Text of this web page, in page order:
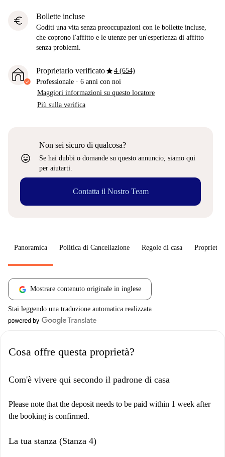
euro Bollette incluse
Goditi una vita senza preoccupazioni con le bollette incluse,
che coprono l'affitto e le utenze per un'esperienza di affitto
senza problemi.
Proprietario verificatostar4 (654)
Professionale · 6 anni con noi
Maggiori informazioni su questo locatore
Più sulla verifica
sentiment_very_satisfied
Non sei sicuro di qualcosa?
Se hai dubbi o domande su questo annuncio, siamo qui
per aiutarti.
Contatta il Nostro Team
Panoramica Politica di Cancellazione Regole di casa
Mostrare contenuto originale in inglese
Stai leggendo una traduzione automatica realizzata
Cosa offre questa proprietà?
Com'è vivere qui secondo il padrone di casa
Please note that the deposit needs to be paid within 1 week after
the booking is confirmed.
La tua stanza (Stanza 4)